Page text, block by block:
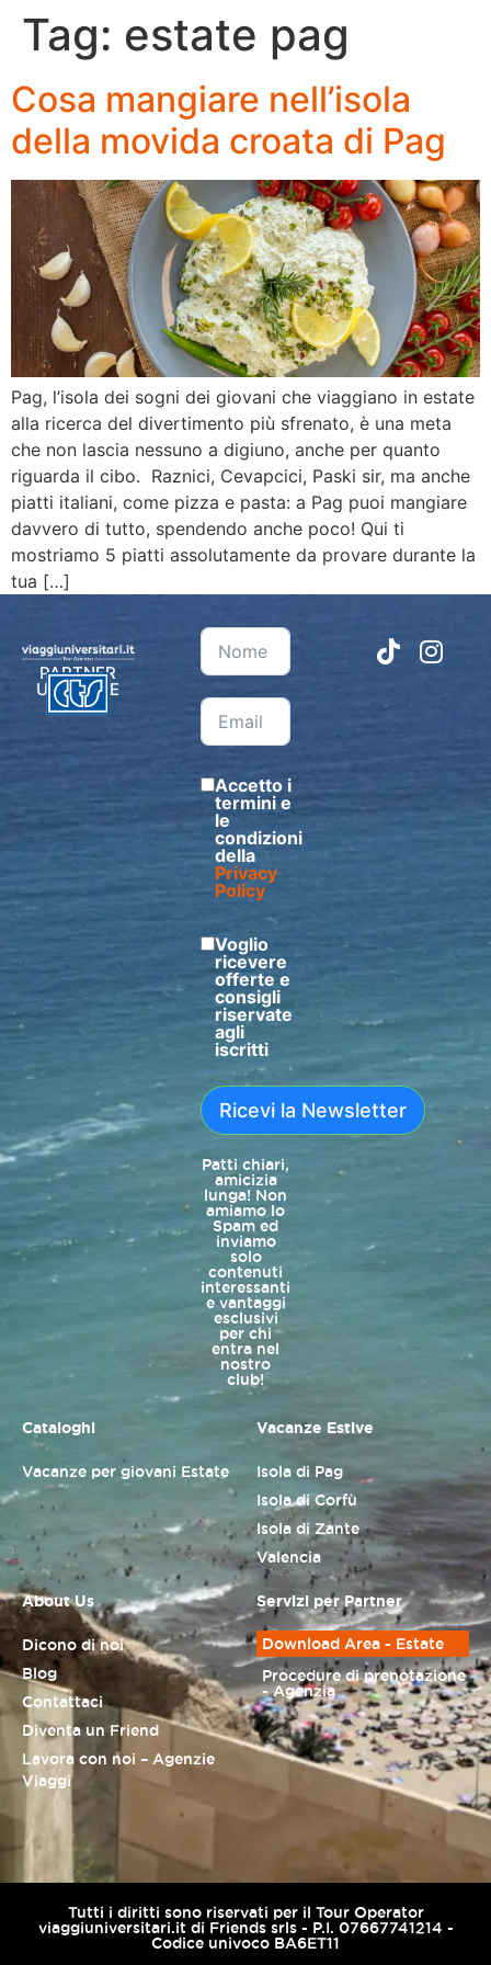
Tag: estate pag
Cosa mangiare nell’isola
della movida croata di Pag
Pag, l’isola dei sogni dei giovani che viaggiano in estate
alla ricerca del divertimento più sfrenato, è una meta
che non lascia nessuno a digiuno, anche per quanto
riguarda il cibo. Raznici, Cevapcici, Paski sir, ma anche
piatti italiani, come pizza e pasta: a Pag puoi mangiare
davvero di tutto, spendendo anche poco! Qui ti
mostriamo 5 piatti assolutamente da provare durante la
tua […]
PARTNER
UFFICIALE
Accetto i
termini e
le
condizioni
della
Privacy
Policy
Voglio
ricevere
offerte e
consigli
riservate
agli
iscritti
Ricevi la Newsletter
Patti chiari,
amicizia
lunga! Non
amiamo lo
Spam ed
inviamo
solo
contenuti
interessanti
e vantaggi
esclusivi
per chi
entra nel
nostro
club!
Cataloghi
Vacanze per giovani Estate
Vacanze Estive
Isola di Pag
Isola di Corfù
Isola di Zante
Valencia
About Us
Dicono di noi
Blog
Contattaci
Diventa un Friend
Lavora con noi – Agenzie
Viaggi
Servizi per Partner
Download Area - Estate
Procedure di prenotazione
- Agenzia
Tutti i diritti sono riservati per il Tour Operator
viaggiuniversitari.it di Friends srls - P.I. 07667741214 -
Codice univoco BA6ET11